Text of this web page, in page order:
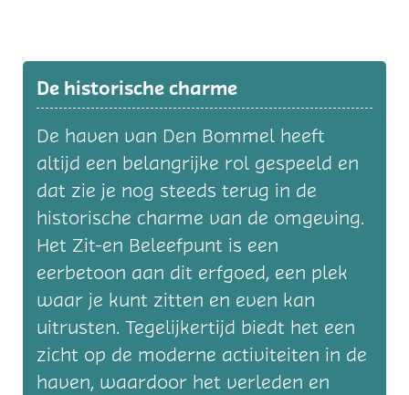
De historische charme
De haven van Den Bommel heeft
altijd een belangrijke rol gespeeld en
dat zie je nog steeds terug in de
historische charme van de omgeving.
Het Zit-en Beleefpunt is een
eerbetoon aan dit erfgoed, een plek
waar je kunt zitten en even kan
uitrusten. Tegelijkertijd biedt het een
zicht op de moderne activiteiten in de
haven, waardoor het verleden en